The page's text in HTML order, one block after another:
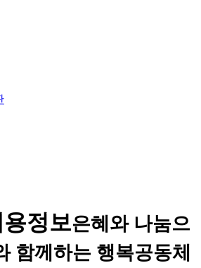
정보은혜와 나눔으
함께하는 행복공동체